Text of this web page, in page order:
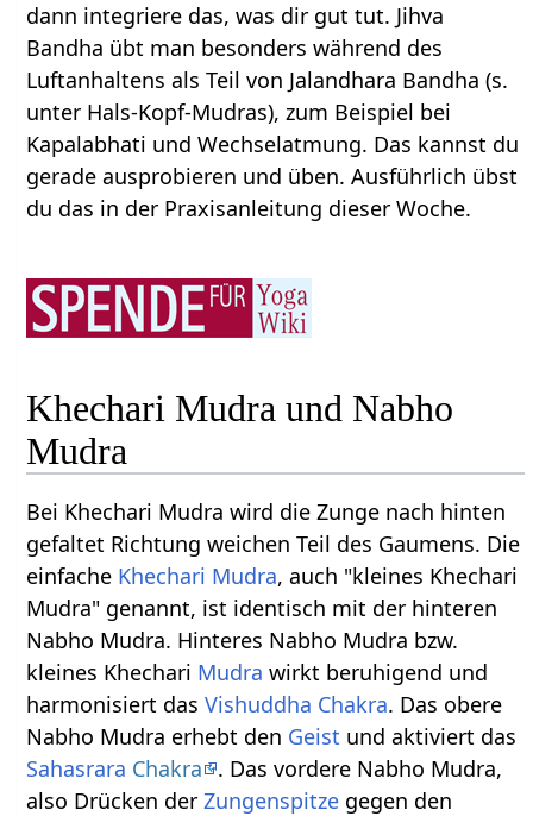
dann integriere das, was dir gut tut. Jihva
Bandha übt man besonders während des
Luftanhaltens als Teil von Jalandhara Bandha (s.
unter Hals-Kopf-Mudras), zum Beispiel bei
Kapalabhati und Wechselatmung. Das kannst du
gerade ausprobieren und üben. Ausführlich übst
du das in der Praxisanleitung dieser Woche.
Khechari Mudra und Nabho
Mudra
Bei Khechari Mudra wird die Zunge nach hinten
gefaltet Richtung weichen Teil des Gaumens. Die
einfache Khechari Mudra, auch "kleines Khechari
Mudra" genannt, ist identisch mit der hinteren
Nabho Mudra. Hinteres Nabho Mudra bzw.
kleines Khechari Mudra wirkt beruhigend und
harmonisiert dasVishuddha Chakra. Das obere
Nabho Mudra erhebt den Geist und aktiviert das
Sahasrara Chakra
. Das vordere Nabho Mudra,
also Drücken derZungenspitze gegen den